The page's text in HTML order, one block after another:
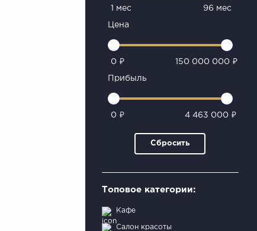
1 мес 96 мес
Цена
0 ₽ 150 000 000 ₽
Прибыль
0 ₽ 4 463 000 ₽
Сбросить
Топовое категории:
Кафе
Салон красоты